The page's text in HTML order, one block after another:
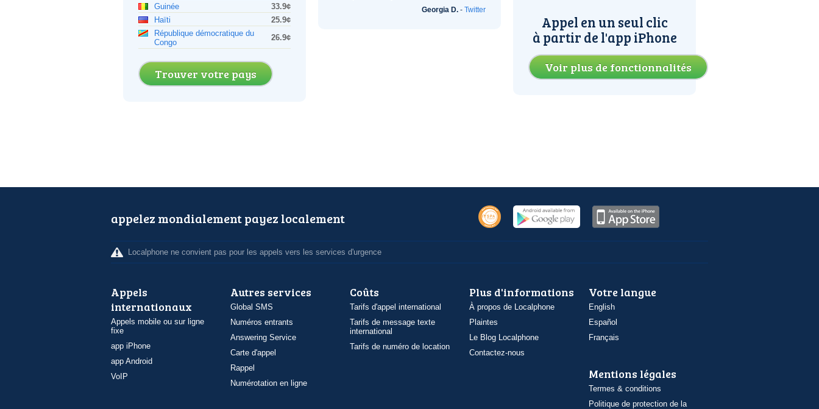
Guinée
33.9¢
Haïti
25.9¢
République démocratique du
Congo
26.9¢
Trouver votre pays
Georgia D. - Twitter
Appel en un seul clic
à partir de l'app iPhone
Voir plus de fonctionnalités
appelez mondialement payez localement
Localphone ne convient pas pour les appels vers les services d'urgence
Appels
internationaux
Appels mobile ou sur ligne
fixe
app iPhone
app Android
VoIP
Autres services
Global SMS
Numéros entrants
Answering Service
Carte d'appel
Rappel
Numérotation en ligne
Coûts
Tarifs d'appel international
Tarifs de message texte
international
Tarifs de numéro de location
Plus d'informations
À propos de Localphone
Plaintes
Le Blog Localphone
Contactez-nous
Votre langue
English
Español
Français
Mentions légales
Termes & conditions
Politique de protection de la